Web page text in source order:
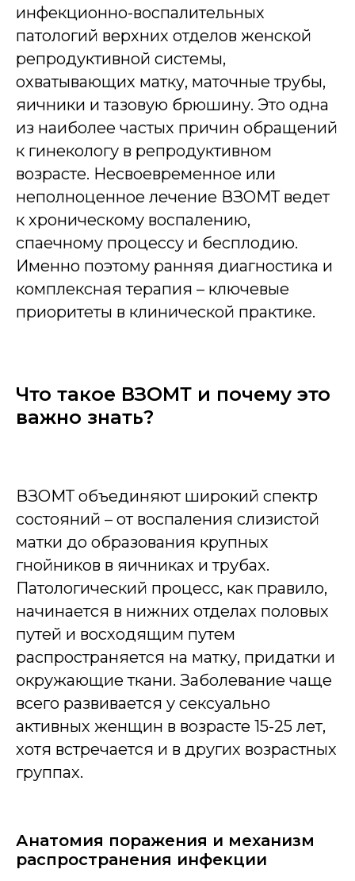
инфекционно-воспалительных
патологий верхних отделов женской
репродуктивной системы,
охватывающих матку, маточные трубы,
яичники и тазовую брюшину. Это одна
из наиболее частых причин обращений
к гинекологу в репродуктивном
возрасте. Несвоевременное или
неполноценное лечение ВЗОМТ ведет
к хроническому воспалению,
спаечному процессу и бесплодию.
Именно поэтому ранняя диагностика и
комплексная терапия – ключевые
приоритеты в клинической практике.
Что такое ВЗОМТ и почему это
важно знать?
ВЗОМТ объединяют широкий спектр
состояний – от воспаления слизистой
матки до образования крупных
гнойников в яичниках и трубах.
Патологический процесс, как правило,
начинается в нижних отделах половых
путей и восходящим путем
распространяется на матку, придатки и
окружающие ткани. Заболевание чаще
всего развивается у сексуально
активных женщин в возрасте 15-25 лет,
хотя встречается и в других возрастных
группах.
Анатомия поражения и механизм
распространения инфекции